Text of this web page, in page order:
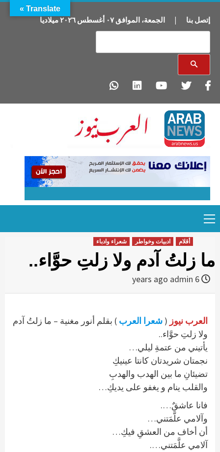
إتصل بنا | الجمعة، الموافق٠٧ أغسطس ٢٠٢٦ميلاديا
to
content
Menu
أقلام ادبيات وخواطر شعراء وادباء
ما زلتُ آدم ولا زلتِ حوَّاء..
admin
العرب نيوز ( شعرا العرب ) بقلم أنور مغنية – ما زلتُ آدم
ولا زلتِ حوَّاء..
يأتيني من عتمةِ ليلي…
نجمتان شريدتان كانتا عينيكِ
تضيئانِ ما بين الهدب والهدبِ
والقلب ينام و يغفو على يديكِ…
فانا عاشقٌ….
وآلامي علَّمَتني…
أن أخاف من العشقِ فيكِ…
آلامي علَّمَتني….
Translate »